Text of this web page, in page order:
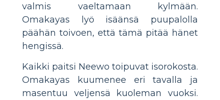
valmis vaeltamaan kylmään.
Omakayas lyö isäänsä puupalolla
päähän toivoen, että tämä pitää hänet
hengissä.
Kaikki paitsi Neewo toipuvat isorokosta.
Omakayas kuumenee eri tavalla ja
masentuu veljensä kuoleman vuoksi.